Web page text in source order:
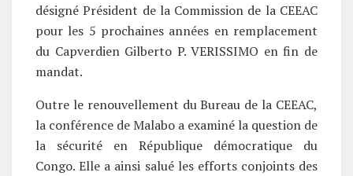
désigné Président de la Commission de la CEEAC
pour les 5 prochaines années en remplacement
du Capverdien Gilberto P. VERISSIMO en fin de
mandat.
Outre le renouvellement du Bureau de la CEEAC,
la conférence de Malabo a examiné la question de
la sécurité en République démocratique du
Congo. Elle a ainsi salué les efforts conjoints des